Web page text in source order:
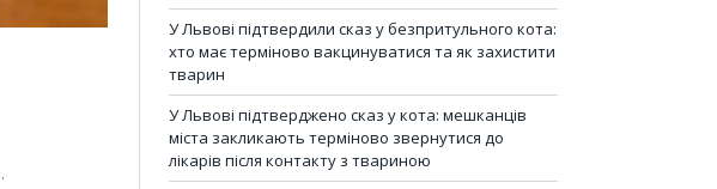
У Львові підтвердили сказ у безпритульного кота:
хто має терміново вакцинуватися та як захистити
тварин
У Львові підтверджено сказ у кота: мешканців
міста закликають терміново звернутися до
лікарів після контакту з твариною